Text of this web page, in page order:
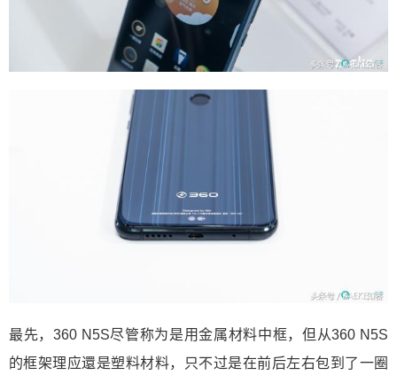
最先，360 N5S尽管称为是用金属材料中框，但从360 N5S
的框架理应還是塑料材料，只不过是在前后左右包到了一圈